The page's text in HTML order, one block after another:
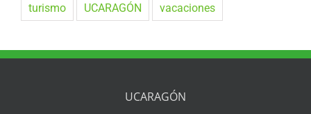
turismo UCARAGÓN vacaciones
UCARAGÓN